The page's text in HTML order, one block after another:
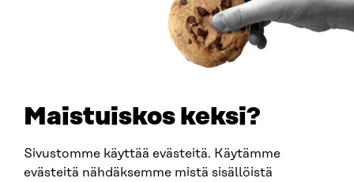
Maistuiskos keksi?
Sivustomme käyttää evästeitä. Käytämme
evästeitä nähdäksemme mistä sisällöistä
SITRA SOSIAALISESSA MEDIASSA